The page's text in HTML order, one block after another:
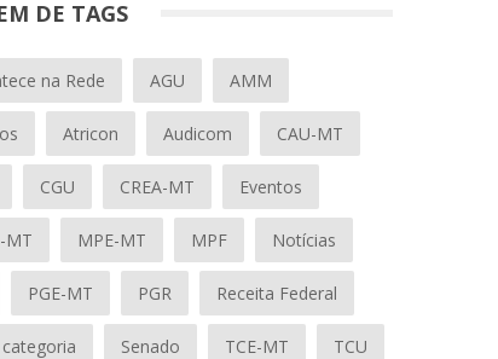
DE TAGS
na Rede AGU AMM
Atricon Audicom CAU-MT
CGU CREA-MT Eventos
MT MPE-MT MPF Notícias
PGE-MT PGR Receita Federal
Senado TCE-MT TCU